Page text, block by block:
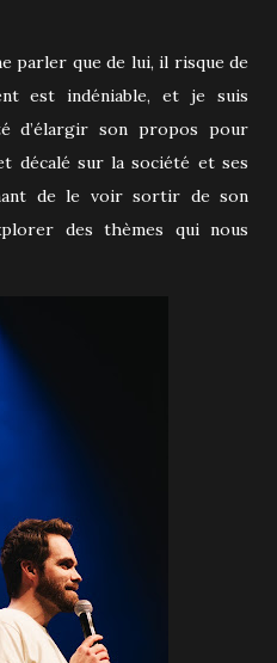
parler que de lui, il risque de
est indéniable, et je suis
d’élargir son propos pour
décalé sur la société et ses
de le voir sortir de son
des thèmes qui nous